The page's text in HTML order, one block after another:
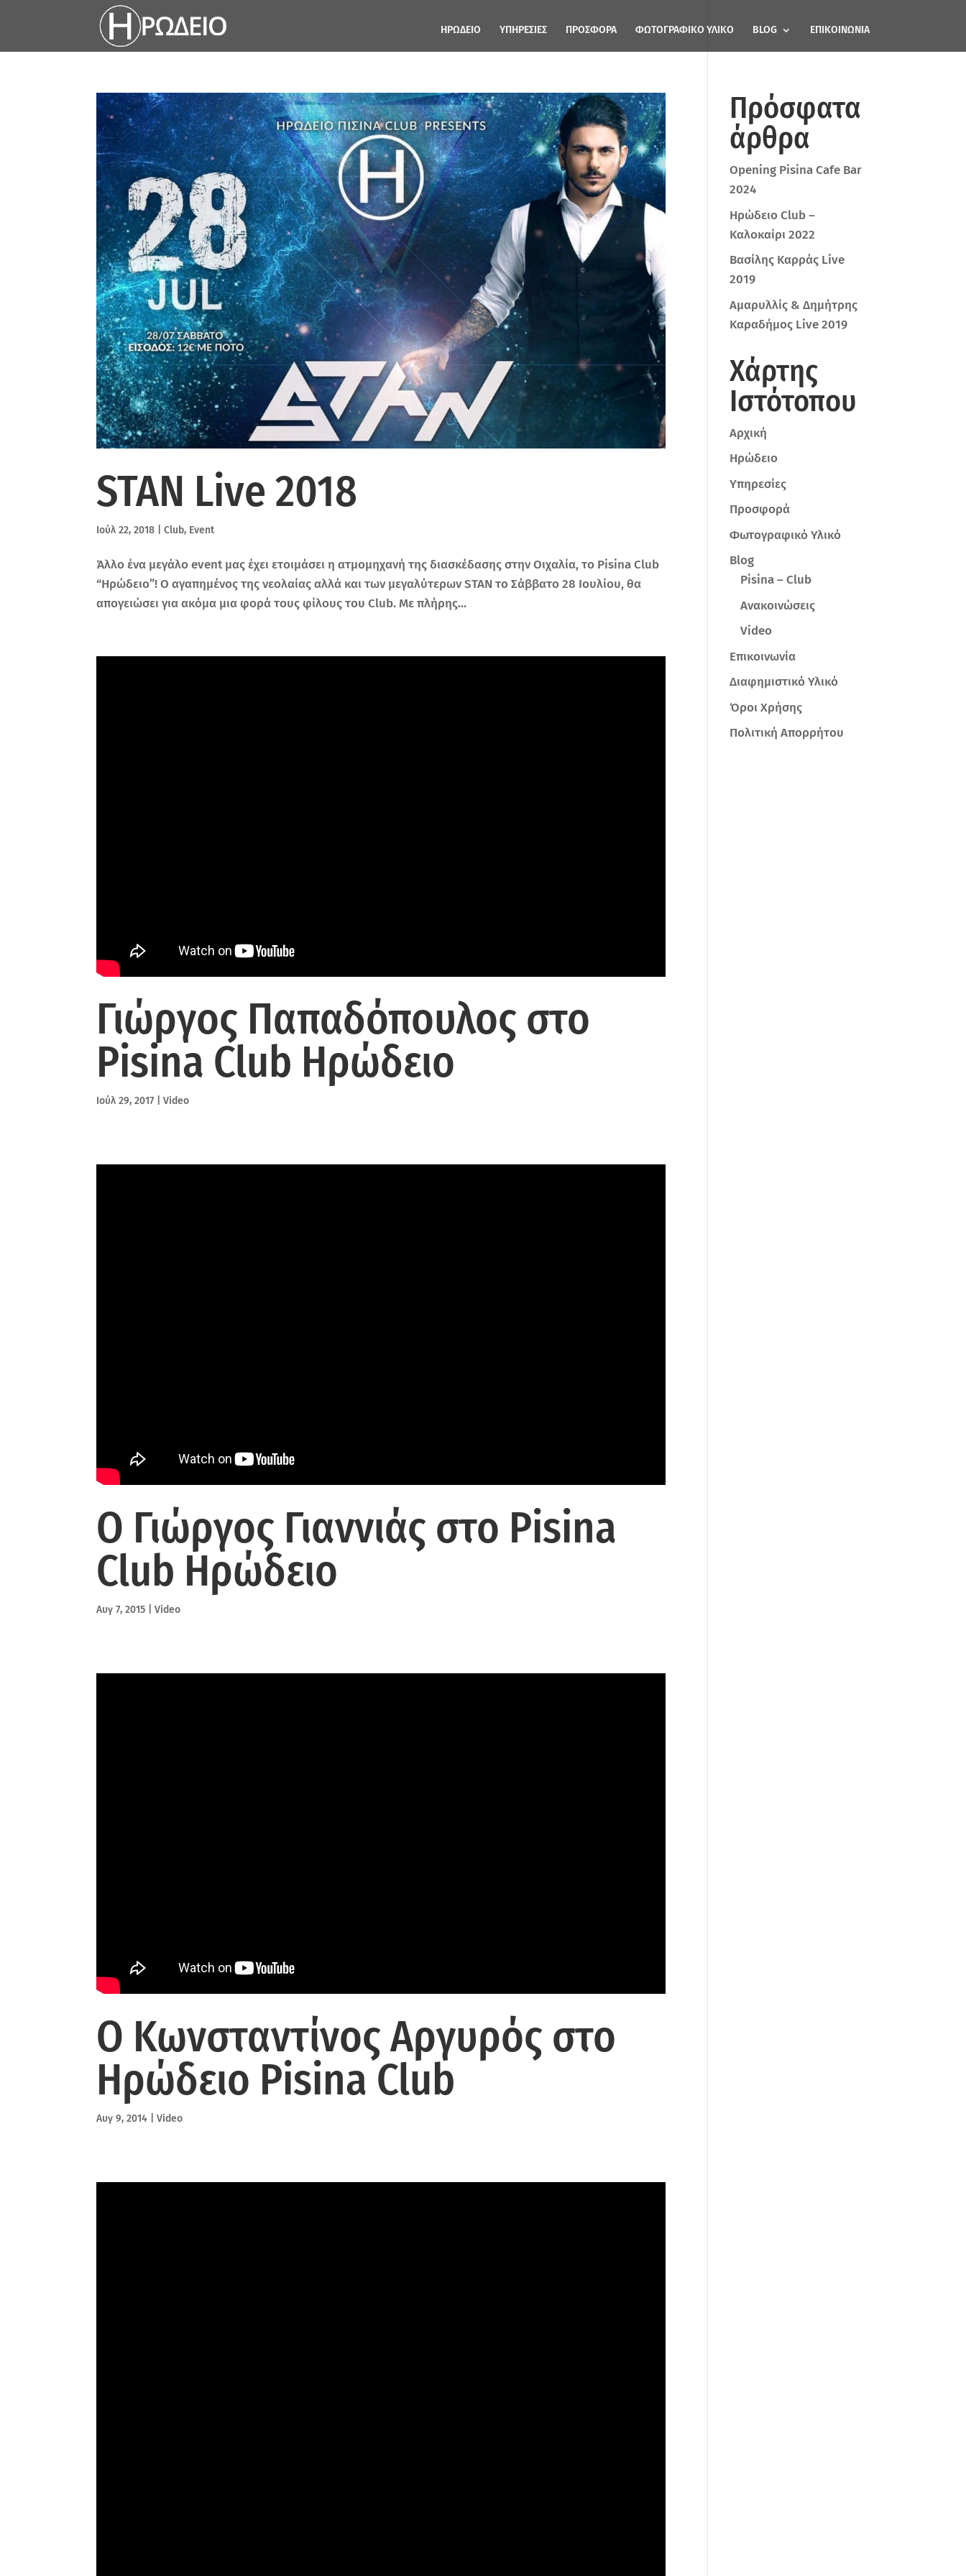
ΗΡΩΔΕΙΟ ΥΠΗΡΕΣΙΕΣ ΠΡΟΣΦΟΡΑ ΦΩΤΟΓΡΑΦΙΚΟ ΥΛΙΚΟ BLOG ΕΠΙΚΟΙΝΩΝΙΑ
STAN Live 2018
Ιούλ 22, 2018 |Club, Event
Άλλο ένα μεγάλο event μας έχει ετοιμάσει η ατμομηχανή της διασκέδασης στην Οιχαλία, το Pisina Club
“Ηρώδειο”! Ο αγαπημένος της νεολαίας αλλά και των μεγαλύτερων STAN το Σάββατο 28 Ιουλίου, θα
απογειώσει για ακόμα μια φορά τους φίλους του Club. Με πλήρης...
Γιώργος Παπαδόπουλος στο
Pisina Club Ηρώδειο
Ιούλ 29, 2017 |Video
Ο Γιώργος Γιαννιάς στο Pisina
Club Ηρώδειο
Αυγ 7, 2015 |Video
Ο Κωνσταντίνος Αργυρός στο
Ηρώδειο Pisina Club
Αυγ 9, 2014 |Video
Πρόσφατα
άρθρα
Opening Pisina Cafe Bar
2024
Ηρώδειο Club –
Καλοκαίρι 2022
Βασίλης Καρράς Live
2019
Αμαρυλλίς & Δημήτρης
Καραδήμος Live 2019
Χάρτης
Ιστότοπου
Αρχική
Ηρώδειο
Υπηρεσίες
Προσφορά
Φωτογραφικό Υλικό
Blog
Pisina – Club
Ανακοινώσεις
Video
Επικοινωνία
Διαφημιστικό Υλικό
Όροι Χρήσης
Πολιτική Απορρήτου